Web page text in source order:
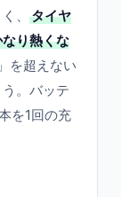
、
タイヤ
り熱くな
を超えない
。バッテ
を1回の充